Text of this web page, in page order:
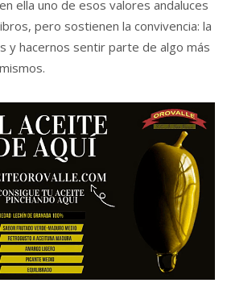
ella uno de esos valores andaluces
pero sostienen la convivencia: la
y hacernos sentir parte de algo más